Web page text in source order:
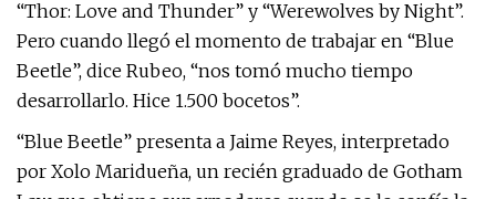
“Thor: Love and Thunder” y “Werewolves by Night”.
Pero cuando llegó el momento de trabajar en “Blue
Beetle”, dice Rubeo, “nos tomó mucho tiempo
desarrollarlo. Hice 1.500 bocetos”.
“Blue Beetle” presenta a Jaime Reyes, interpretado
por Xolo Maridueña, un recién graduado de Gotham